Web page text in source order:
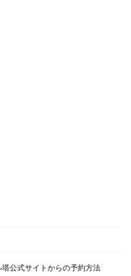
塔公式サイトからの予約方法